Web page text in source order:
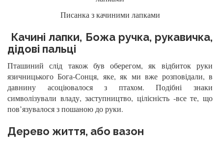
Писанка з качиними лапками
Качині лапки, Божа ручка, рукавичка,
дідові пальці
Пташиний слід також був оберегом, як відбиток руки
язичницького Бога-Сонця, яке, як ми вже розповідали, в
давнину асоціювалося з птахом. Подібні знаки
символізували владу, заступництво, цілісність -все те, що
пов’язувалося з пошаною до руки.
Дерево життя, або вазон